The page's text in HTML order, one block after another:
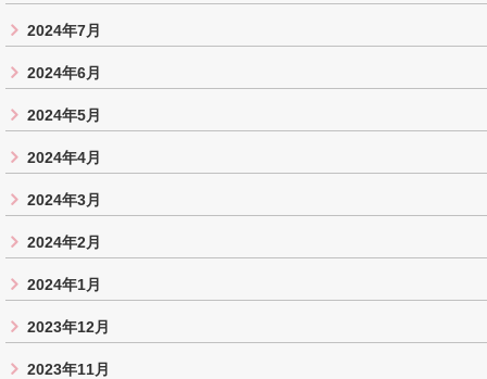
2024年7月
2024年6月
2024年5月
2024年4月
2024年3月
2024年2月
2024年1月
2023年12月
2023年11月